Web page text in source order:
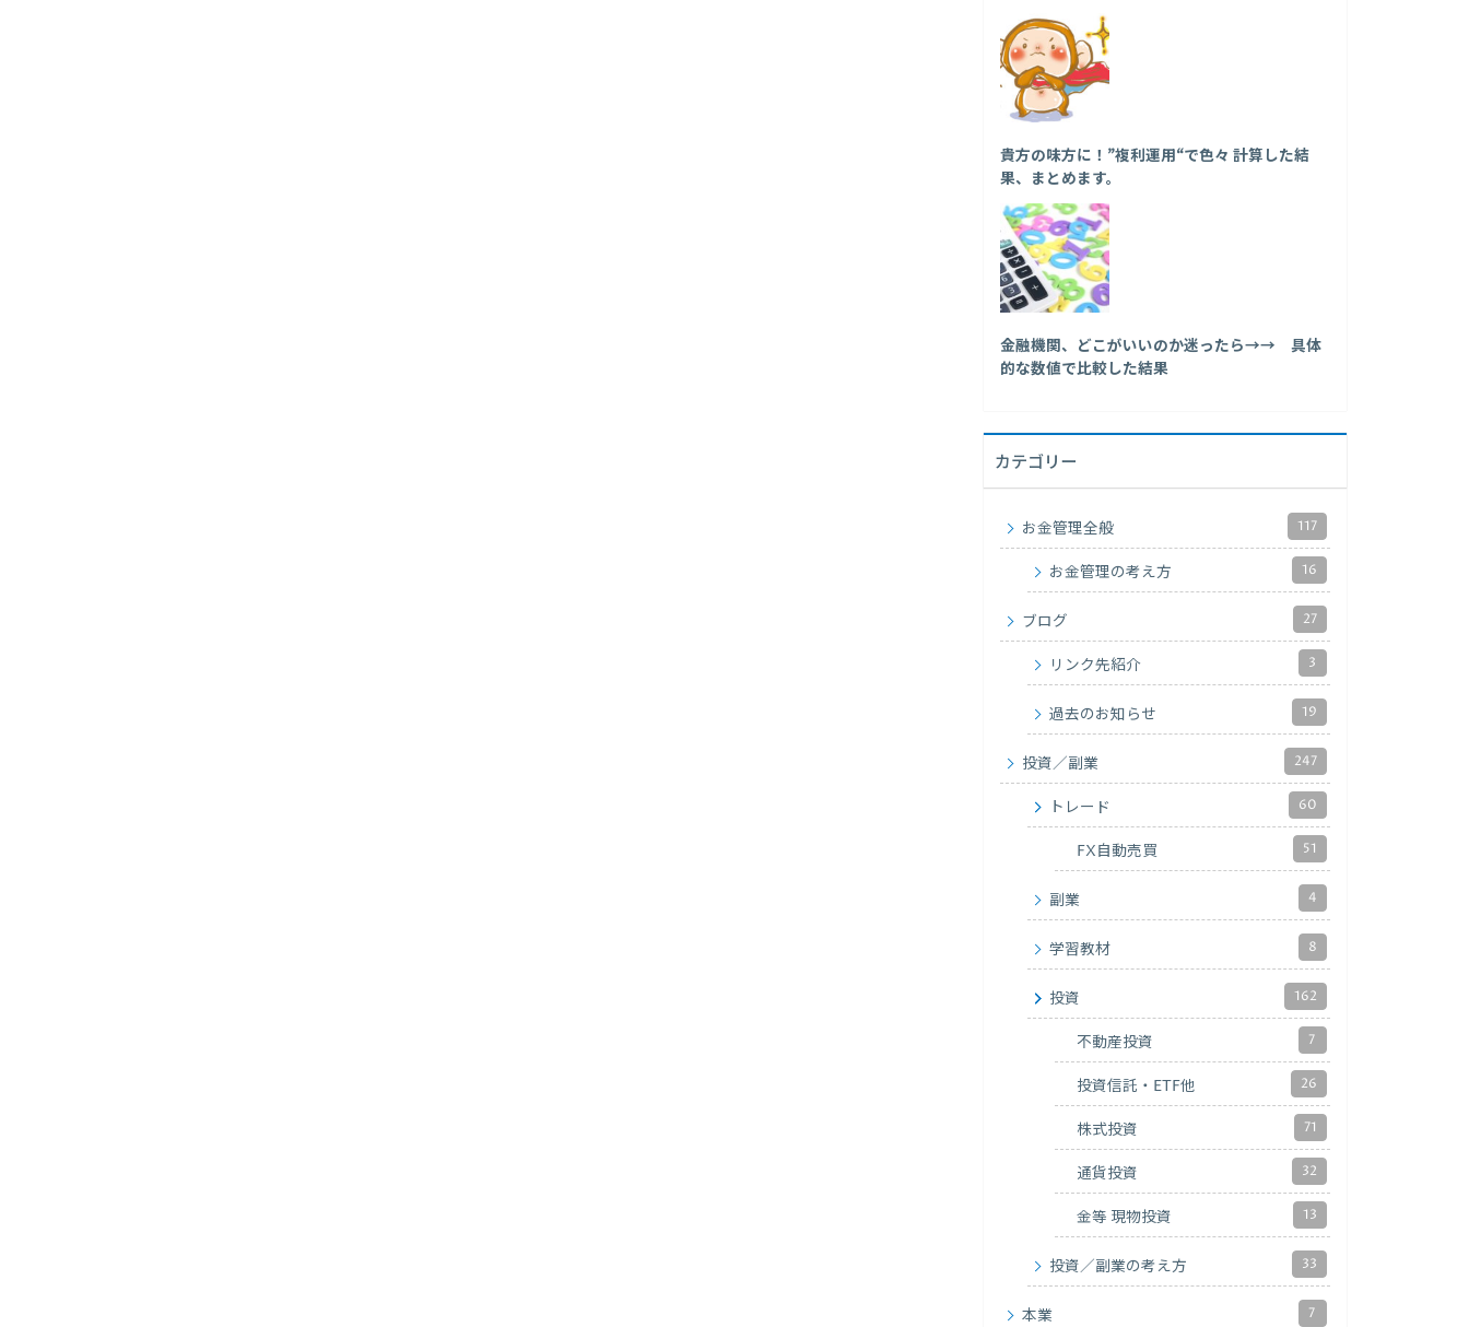
貴方の味方に！”複利運用“で色々 計算した結
果、まとめます。
金融機関、どこがいいのか迷ったら→→ 具体
的な数値で比較した結果
カテゴリー
お金管理全般 117
お金管理の考え方 16
ブログ 27
リンク先紹介 3
過去のお知らせ 19
投資／副業 247
トレード 60
FX自動売買 51
副業 4
学習教材 8
投資 162
不動産投資 7
投資信託・ETF他 26
株式投資 71
通貨投資 32
金等 現物投資 13
投資／副業の考え方 33
本業 7